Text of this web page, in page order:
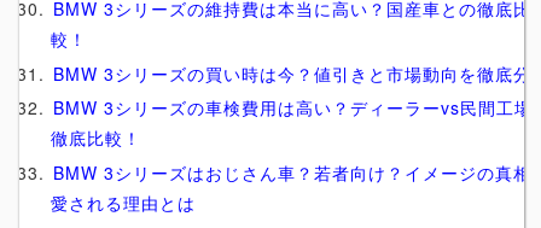
BMW 3シリーズの維持費は本当に高い？国産車との徹底比
較！
BMW 3シリーズの買い時は今？値引きと市場動向を徹底分
BMW 3シリーズの車検費用は高い？ディーラーvs民間工場
徹底比較！
BMW 3シリーズはおじさん車？若者向け？イメージの真相
愛される理由とは